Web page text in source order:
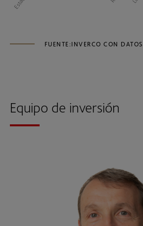
FUENTE:INVERCO CON
Equipo de inversión